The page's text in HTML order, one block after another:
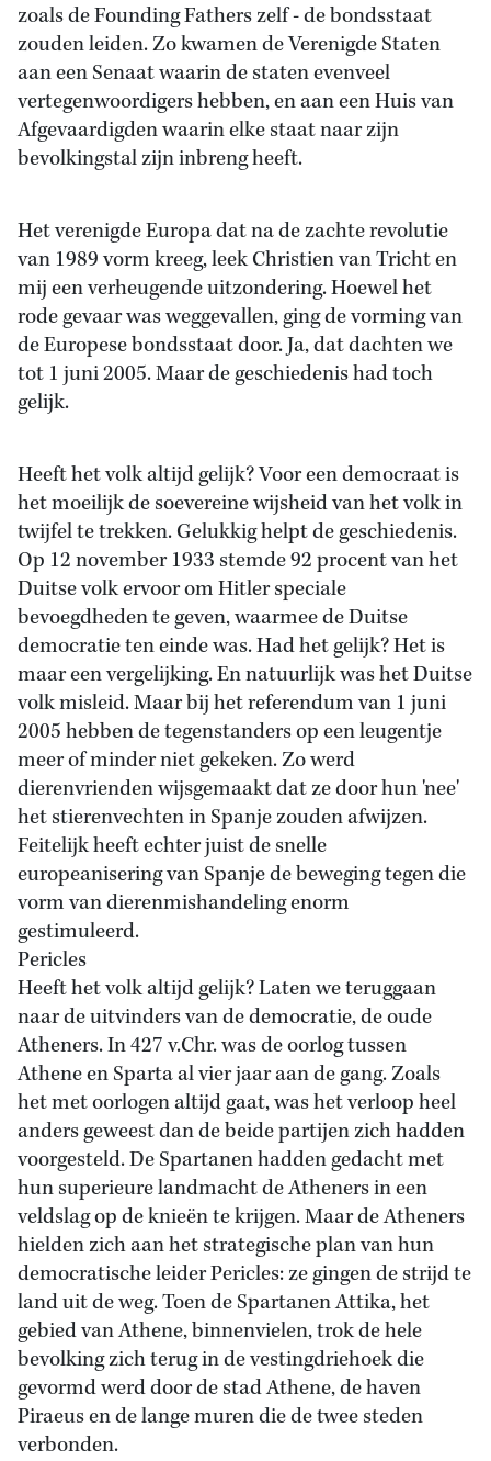
zoals de Founding Fathers zelf - de bondsstaat
zouden leiden. Zo kwamen de Verenigde Staten
aan een Senaat waarin de staten evenveel
vertegenwoordigers hebben, en aan een Huis van
Afgevaardigden waarin elke staat naar zijn
bevolkingstal zijn inbreng heeft.
Het verenigde Europa dat na de zachte revolutie
van 1989 vorm kreeg, leek Christien van Tricht en
mij een verheugende uitzondering. Hoewel het
rode gevaar was weggevallen, ging de vorming van
de Europese bondsstaat door. Ja, dat dachten we
tot 1 juni 2005. Maar de geschiedenis had toch
gelijk.
Heeft het volk altijd gelijk? Voor een democraat is
het moeilijk de soevereine wijsheid van het volk in
twijfel te trekken. Gelukkig helpt de geschiedenis.
Op 12 november 1933 stemde 92 procent van het
Duitse volk ervoor om Hitler speciale
bevoegdheden te geven, waarmee de Duitse
democratie ten einde was. Had het gelijk? Het is
maar een vergelijking. En natuurlijk was het Duitse
volk misleid. Maar bij het referendum van 1 juni
2005 hebben de tegenstanders op een leugentje
meer of minder niet gekeken. Zo werd
dierenvrienden wijsgemaakt dat ze door hun 'nee'
het stierenvechten in Spanje zouden afwijzen.
Feitelijk heeft echter juist de snelle
europeanisering van Spanje de beweging tegen die
vorm van dierenmishandeling enorm
gestimuleerd.
Pericles
Heeft het volk altijd gelijk? Laten we teruggaan
naar de uitvinders van de democratie, de oude
Atheners. In 427 v.Chr. was de oorlog tussen
Athene en Sparta al vier jaar aan de gang. Zoals
het met oorlogen altijd gaat, was het verloop heel
anders geweest dan de beide partijen zich hadden
voorgesteld. De Spartanen hadden gedacht met
hun superieure landmacht de Atheners in een
veldslag op de knieën te krijgen. Maar de Atheners
hielden zich aan het strategische plan van hun
democratische leider Pericles: ze gingen de strijd te
land uit de weg. Toen de Spartanen Attika, het
gebied van Athene, binnenvielen, trok de hele
bevolking zich terug in de vestingdriehoek die
gevormd werd door de stad Athene, de haven
Piraeus en de lange muren die de twee steden
verbonden.